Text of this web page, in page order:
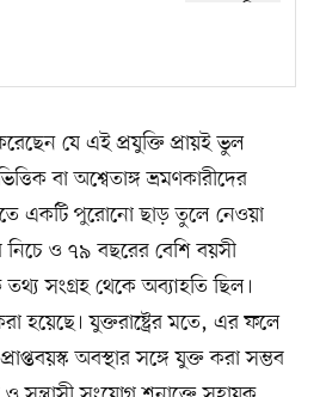
যে এই প্রযুক্তি প্রায়ই ভুল
বা অশ্বেতাঙ্গ ভ্রমণকারীদের
একটি পুরোনো ছাড় তুলে নেওয়া
ও ৭৯ বছরের বেশি বয়সী
তথ্য সংগ্রহ থেকে অব্যাহতি ছিল।
হয়েছে। যুক্তরাষ্ট্রের মতে, এর ফলে
অবস্থার সঙ্গে যুক্ত করা সম্ভব